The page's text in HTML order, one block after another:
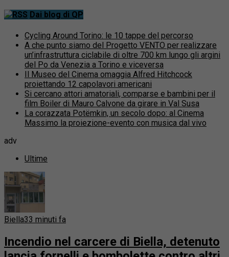
Dai blog di QP
Cycling Around Torino: le 10 tappe del percorso
A che punto siamo del Progetto VENTO per realizzare
un’infrastruttura ciclabile di oltre 700 km lungo gli argini
del Po da Venezia a Torino e viceversa
Il Museo del Cinema omaggia Alfred Hitchcock
proiettando 12 capolavori americani
Si cercano attori amatoriali, comparse e bambini per il
film Boiler di Mauro Calvone da girare in Val Susa
La corazzata Potëmkin, un secolo dopo: al Cinema
Massimo la proiezione-evento con musica dal vivo
adv
Ultime
Biella33 minuti fa
Incendio nel carcere di Biella, detenuto